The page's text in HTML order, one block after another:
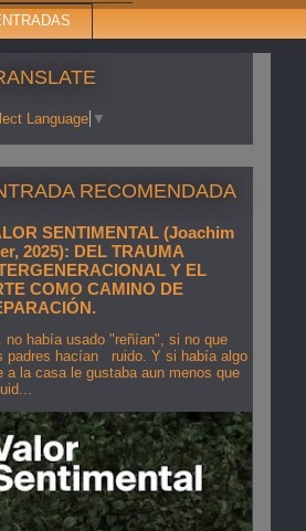
Language ▼
RECOMENDADA
SENTIMENTAL (Joachim
2025): DEL TRAUMA
Y EL
COMO CAMINO DE
no había usado "reñían", si no que
padres hacían ruido. Y si había algo
a la casa le gustaba aun menos que